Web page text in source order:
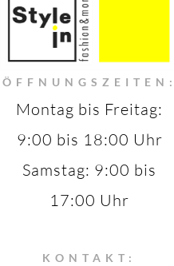
ÖFFNUNGSZEITEN:
Montag bis Freitag:
9:00 bis 18:00 Uhr
Samstag: 9:00 bis
17:00 Uhr
KONTAKT: